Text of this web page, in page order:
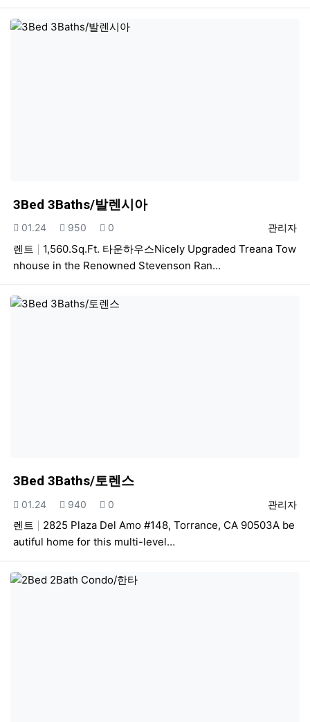
3Bed 3Baths/발렌시아
등록자
관리자
등록일
01.24 조회
950 추천
0
렌트
1,560.Sq.Ft. 타운하우스Nicely Upgraded Treana Tow
nhouse in the Renowned Stevenson Ran…
3Bed 3Baths/토렌스
등록자
관리자
등록일
01.24 조회
940 추천
0
렌트
2825 Plaza Del Amo #148, Torrance, CA 90503A be
autiful home for this multi-level…